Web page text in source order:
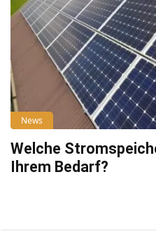
News
Welche
Ihrem Bedarf?